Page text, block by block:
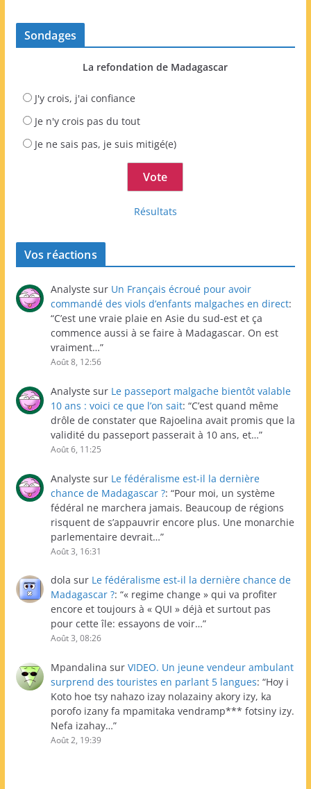
Sondages
La refondation de Madagascar
J'y crois, j'ai confiance
Je n'y crois pas du tout
Je ne sais pas, je suis mitigé(e)
Résultats
Vos réactions
Analyste sur Un Français écroué pour avoir
commandé des viols d’enfants malgaches en direct:
“C’est une vraie plaie en Asie du sud-est et ça
commence aussi à se faire à Madagascar. On est
vraiment…”
Août 8, 12:56
Analyste sur Le passeport malgache bientôt valable
10 ans : voici ce que l’on sait: “C’est quand même
drôle de constater que Rajoelina avait promis que la
validité du passeport passerait à 10 ans, et…”
Août 6, 11:25
Analyste sur Le fédéralisme est-il la dernière
chance de Madagascar ?: “Pour moi, un système
fédéral ne marchera jamais. Beaucoup de régions
risquent de s’appauvrir encore plus. Une monarchie
parlementaire devrait…”
Août 3, 16:31
dola sur Le fédéralisme est-il la dernière chance de
Madagascar ?: “« regime change » qui va profiter
encore et toujours à « QUI » déjà et surtout pas
pour cette île: essayons de voir…”
Août 3, 08:26
Mpandalina sur VIDEO. Un jeune vendeur ambulant
surprend des touristes en parlant 5 langues: “Hoy i
Koto hoe tsy nahazo izay nolazainy akory izy, ka
porofo izany fa mpamitaka vendramp*** fotsiny izy.
Nefa izahay…”
Août 2, 19:39